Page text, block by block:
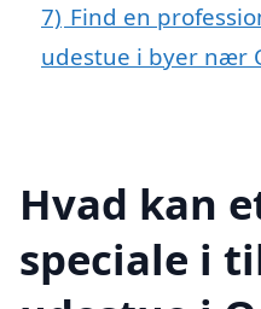
7) Find en
udestue i byer nær
Hvad kan
speciale i